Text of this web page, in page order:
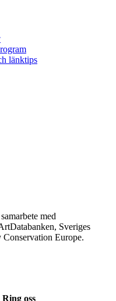
länktips
med
Sveriges
Europe.
Ring oss